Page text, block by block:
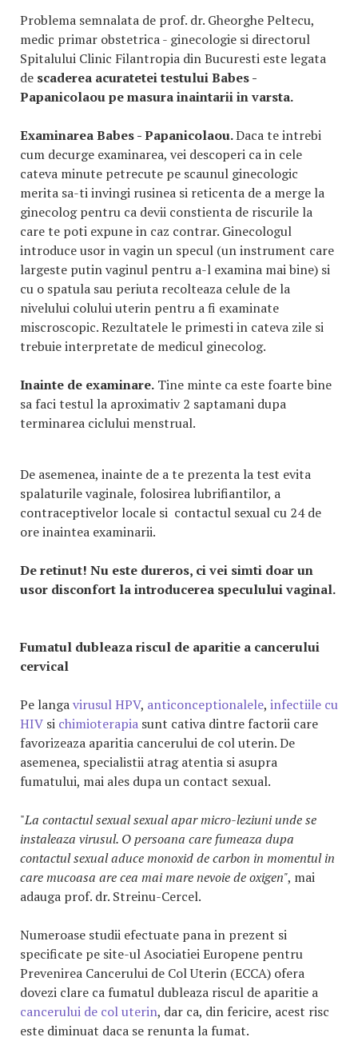
Problema semnalata de prof. dr. Gheorghe Peltecu,
medic primar obstetrica - ginecologie si directorul
Spitalului Clinic Filantropia din Bucuresti este legata
de scaderea acuratetei testului Babes -
Papanicolaou pe masura inaintarii in varsta.
Examinarea Babes - Papanicolaou.Daca te intrebi
cum decurge examinarea, vei descoperi ca in cele
cateva minute petrecute pe scaunul ginecologic
merita sa-ti invingi rusinea si reticenta de a merge la
ginecolog pentru ca devii constienta de riscurile la
care te poti expune in caz contrar. Ginecologul
introduce usor in vagin un specul (un instrument care
largeste putin vaginul pentru a-l examina mai bine) si
cu o spatula sau periuta recolteaza celule de la
nivelului colului uterin pentru a fi examinate
miscroscopic. Rezultatele le primesti in cateva zile si
trebuie interpretate de medicul ginecolog.
Inainte de examinare. Tine minte ca este foarte bine
sa faci testul la aproximativ 2 saptamani dupa
terminarea ciclului menstrual.
De asemenea, inainte de a te prezenta la test evita
spalaturile vaginale, folosirea lubrifiantilor, a
contraceptivelor locale si contactul sexual cu 24 de
ore inaintea examinarii.
De retinut! Nu este dureros, ci vei simti doar un
usor disconfort la introducerea speculului vaginal.
Fumatul dubleaza riscul de aparitie a cancerului
cervical
Pe langavirusul HPV, anticonceptionalele, infectiile cu
HIV si chimioterapia sunt cativa dintre factorii care
favorizeaza aparitia cancerului de col uterin. De
asemenea, specialistii atrag atentia si asupra
fumatului, mai ales dupa un contact sexual.
"La contactul sexual sexual apar micro-leziuni unde se
instaleaza virusul. O persoana care fumeaza dupa
contactul sexual aduce monoxid de carbon in momentul in
care mucoasa are cea mai mare nevoie de oxigen", mai
adauga prof. dr. Streinu-Cercel.
Numeroase studii efectuate pana in prezent si
specificate pe site-ul Asociatiei Europene pentru
Prevenirea Cancerului de Col Uterin (ECCA) ofera
dovezi clare ca fumatul dubleaza riscul de aparitie a
cancerului de col uterin, dar ca, din fericire, acest risc
este diminuat daca se renunta la fumat.